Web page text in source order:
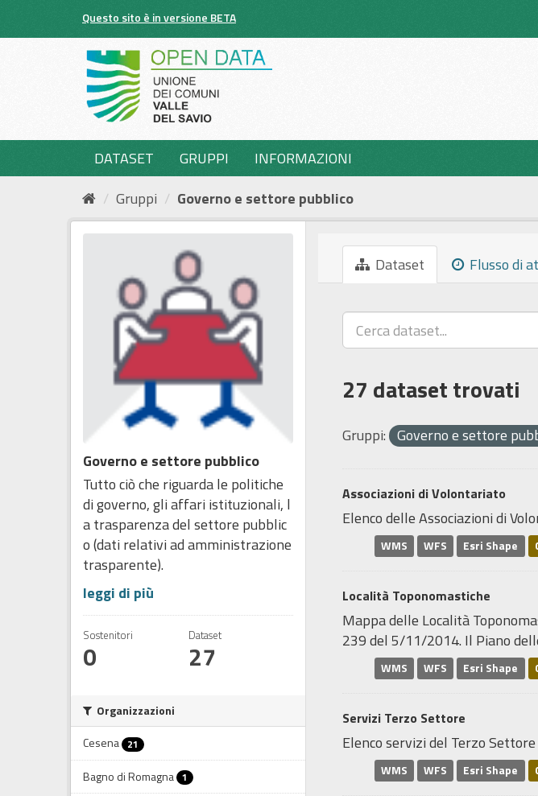
Questo sito è in versione BETA
DATASET GRUPPI
INFORMAZIONI
Gruppi
Governo e settore pubblico
Governo e settore pubblico
Tutto ciò che riguarda le politiche
di governo, gli affari istituzionali, l
a trasparenza del settore pubblic
o (dati relativi ad amministrazione
trasparente).
leggi di più
Sostenitori
0
Dataset
27
Organizzazioni
Cesena 21
Bagno di Romagna 1
Dataset Flusso di
27 dataset trovati
Gruppi: Governo e settore
Associazioni di Volontariato
Elenco delle Associazioni di
WMS WFS Esri Shape
Località Toponomastiche
Mappa delle Località
239 del 5/11/2014. Il Piano
WMS WFS Esri Shape
Servizi Terzo Settore
Elenco servizi del Terzo
WMS WFS Esri Shape